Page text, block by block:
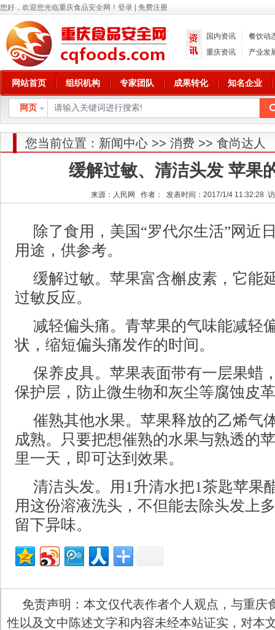
您好，欢迎您光临重庆食品安全网！ 登录 免费注册
国内资讯
餐饮动
重庆资讯
产业发
网站首页 组织机构 专家团队 成果转化 知名企业
网页
您当前位置： 新闻中心 >> 消费 >> 食尚达人
缓解过敏、清洁头发 苹果
来源：人民网 作者： 发表时间：2017/1/4 11:32:28
除了食用，美国“罗代尔生活”网近
用途，供参考。
缓解过敏。苹果富含槲皮素，它能
过敏反应。
减轻偏头痛。青苹果的气味能减轻
状，缩短偏头痛发作的时间。
保养皮具。苹果表面带有一层果蜡
保护层，防止微生物和灰尘等腐蚀皮
催熟其他水果。苹果释放的乙烯气
成熟。只要把想催熟的水果与熟透的
里一天，即可达到效果。
清洁头发。用1升清水把1茶匙苹果
用这份溶液洗头，不但能去除头发上
留下异味。
免责声明：本文仅代表作者个人观点，与重庆
性以及文中陈述文字和内容未经本站证实，对本